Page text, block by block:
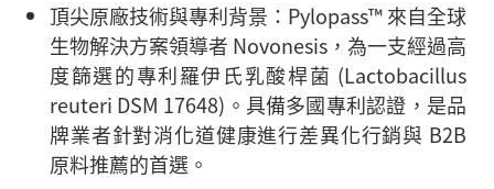
頂尖原廠技術與專利背景： Pylopass™ 來自全球
生物解決方案領導者 Novonesis，為一支經過高
度篩選的專利羅伊氏乳酸桿菌 (Lactobacillus
reuteri DSM 17648)。具備多國專利認證，是品
牌業者針對消化道健康進行差異化行銷與 B2B
原料推薦的首選。